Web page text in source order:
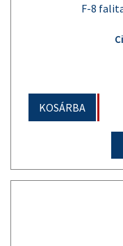
F-8
KOSÁRBA